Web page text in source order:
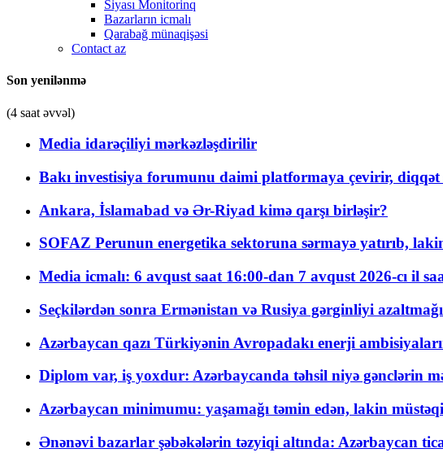
Siyası Monitorinq
Bazarların icmalı
Qarabağ münaqişəsi
Contact az
Son yenilənmə
(4 saat əvvəl)
Media idarəçiliyi mərkəzləşdirilir
Bakı investisiya forumunu daimi platformaya çevirir,
Ankara, İslamabad və Ər-Riyad kimə qarşı birləşir?
SOFAZ Perunun energetika sektoruna sərmayə yatırıb,
Media icmalı: 6 avqust saat 16:00-dan 7 avqust 2026-cı il
Seçkilərdən sonra Ermənistan və Rusiya gərginliyi
Azərbaycan qazı Türkiyənin Avropadakı enerji
Diplom var, iş yoxdur: Azərbaycanda təhsil niyə gənclərin
Azərbaycan minimumu: yaşamağı təmin edən, lakin
Ənənəvi bazarlar şəbəkələrin təzyiqi altında: Azərbaycan